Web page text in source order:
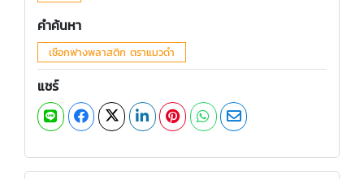
คำค้นหา
เชือกฟางพลาสติก ตราแมวดำ
แชร์